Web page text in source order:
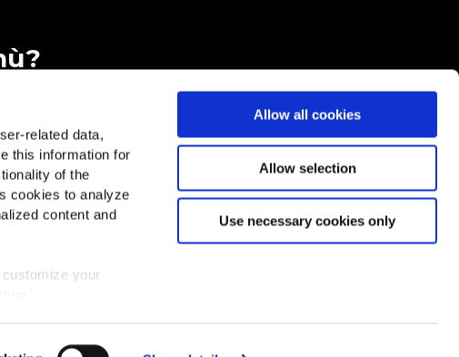
related data,
this information for
of the
cookies to analyze
content and
your
Allow all cookies
Allow selection
Use necessary cookies only
McCain in Europa